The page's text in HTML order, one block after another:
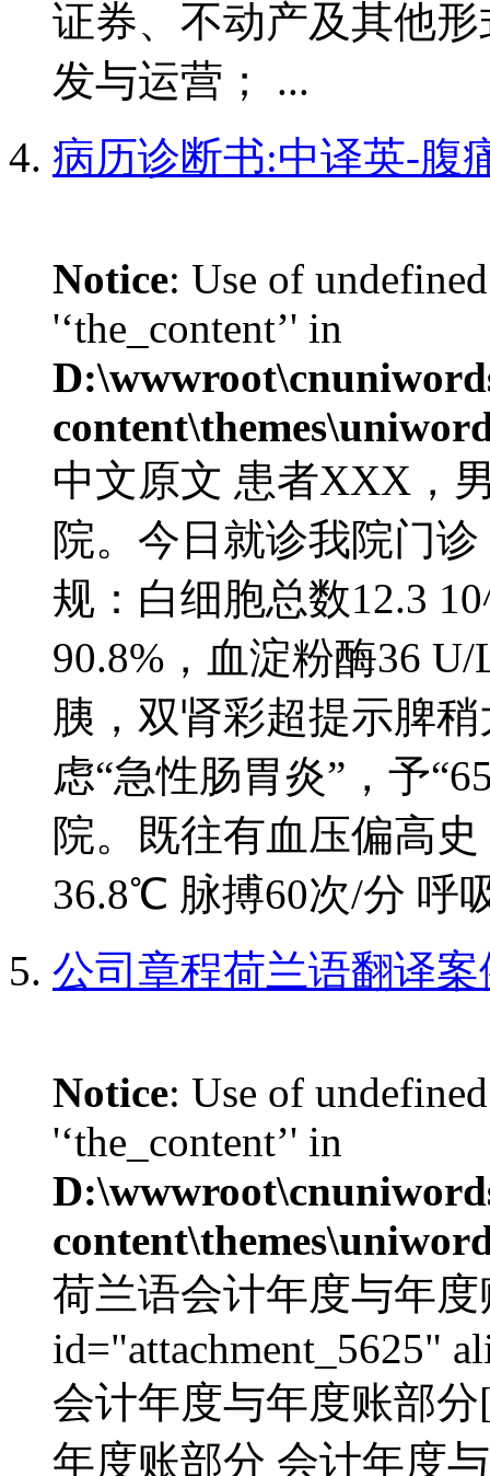
证券、不动产及其他
发与运营； ...
病历诊断书:中译英-腹
Notice: Use of
'‘the_content’' in
中文原文 患者XXX，
院。今日就诊我院门
规：白细胞总数12.3
90.8%，血淀粉酶36
胰，双肾彩超提示脾
虑“急性肠胃炎”，予
院。既往有血压偏高
36.8℃ 脉搏60次/分 呼
公司章程荷兰语翻译
Notice: Use of
'‘the_content’' in
荷兰语会计年度与年
id="attachment_5625"
会计年度与年度账部
年度账部分 会计年度